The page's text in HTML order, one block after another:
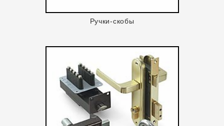
Ручки-скобы